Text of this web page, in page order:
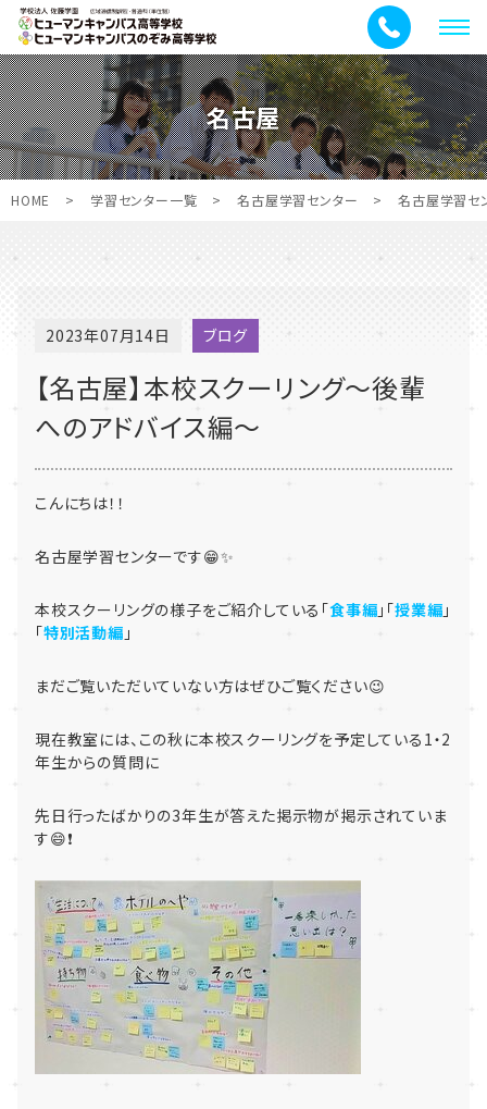
メ
ニ
ュ
ー
名古屋
HOME > 学習センター一覧 > 名古屋学習センター > 名古屋学習セ
2023年07月14日 ブログ
【名古屋】本校スクーリング～後輩
へのアドバイス編～
こんにちは！！
名古屋学習センターです😁✨
本校スクーリングの様子をご紹介している「食事編 」「授業編 」
「特別活動編 」
まだご覧いただいていない方はぜひご覧ください😉
現在教室には、この秋に本校スクーリングを予定している1・2
年生からの質問に
先日行ったばかりの3年生が答えた掲示物が掲示されていま
す😄❗